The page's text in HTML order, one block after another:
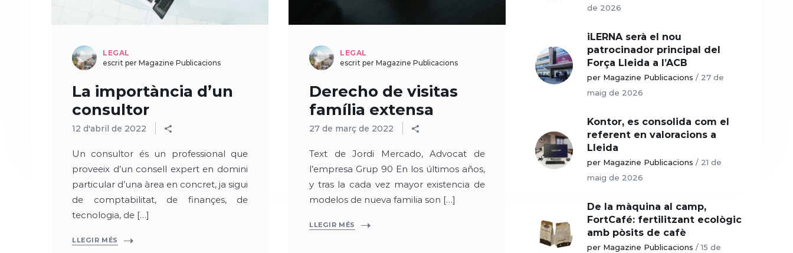
LEGAL
escrit per Magazine Publicacions
La importància d’un
consultor
12 d'abril de 2022
Un consultor és un professional que
proveeix d’un consell expert en domini
particular d’una àrea en concret, ja sigui
de comptabilitat, de finançes, de
tecnologia, de […]
LLEGIR MÉS
LEGAL
escrit per Magazine Publicacions
Derecho de visitas
família extensa
27 de març de 2022
Text de Jordi Mercado, Advocat de
l’empresa Grup 90 En los últimos años,
y tras la cada vez mayor existencia de
modelos de nueva familia son […]
LLEGIR MÉS
de 2026
iLERNA serà el nou
patrocinador principal del
Força Lleida a l’ACB
per Magazine Publicacions / 27 de
maig de 2026
Kontor, es consolida com el
referent en valoracions a
Lleida
per Magazine Publicacions / 21 de
maig de 2026
De la màquina al camp,
FortCafé: fertilitzant ecològic
amb pòsits de cafè
per Magazine Publicacions /15 de